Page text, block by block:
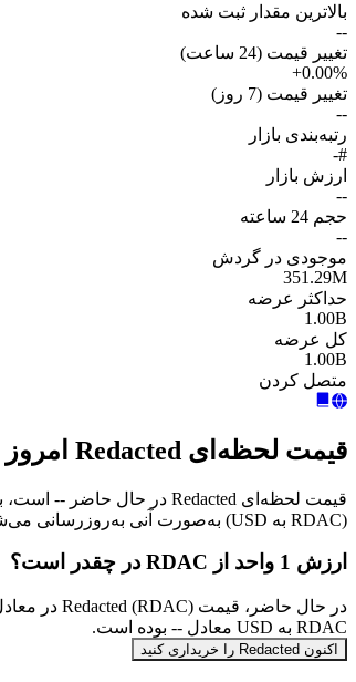
بالاترین مقدار ثبت شده
--
تغییر قیمت (24 ساعت)
+0.00%
تغییر قیمت (7 روز)
--
رتبه‌بندی بازار
#-
ارزش بازار
--
حجم 24 ساعته
--
موجودی در گردش
351.29M
حداکثر عرضه
1.00B
کل عرضه
1.00B
متصل کردن
قیمت لحظه‌ای Redacted امروز در USD
(RDAC به USD) به‌صورت آنی به‌روزرسانی می‌شود.
ارزش 1 واحد از RDAC در چقدر است؟
RDAC به USD معادل -- بوده است.
اکنون Redacted را خریداری کنید